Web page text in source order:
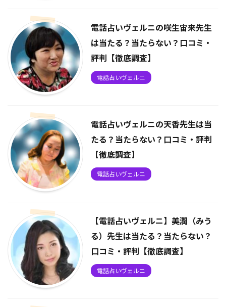
電話占いヴェルニの咲生宙来先生
は当たる？当たらない？口コミ・
評判【徹底調査】
電話占いヴェルニ
電話占いヴェルニの天香先生は当
たる？当たらない？口コミ・評判
【徹底調査】
電話占いヴェルニ
【電話占いヴェルニ】美潤（みう
る）先生は当たる？当たらない？
口コミ・評判【徹底調査】
電話占いヴェルニ